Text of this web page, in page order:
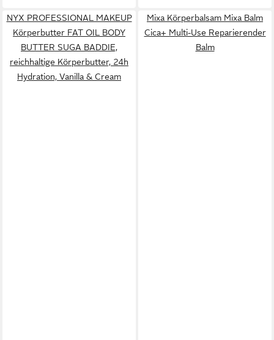
NYX PROFESSIONAL MAKEUP
Körperbutter FAT OIL BODY
BUTTER SUGA BADDIE,
reichhaltige Körperbutter, 24h
Hydration, Vanilla & Cream
Mixa Körperbalsam Mixa Balm
Cica+ Multi-Use Reparierender
Balm